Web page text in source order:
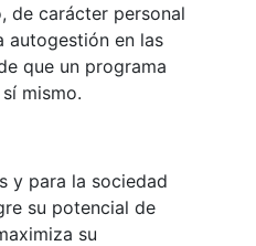
de carácter personal
autogestión en las
que un programa
mismo.
y para la sociedad
su potencial de
su